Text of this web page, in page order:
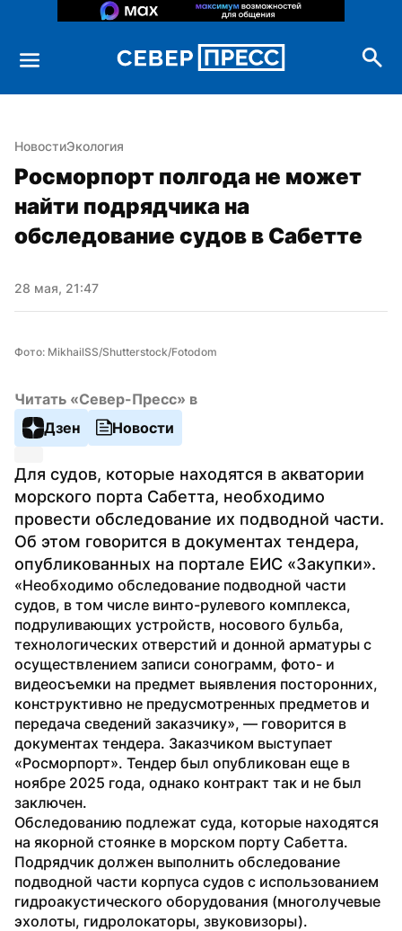
НовостиЭкология
Росморпорт полгода не может
найти подрядчика на
обследование судов в Сабетте
28 мая, 21:47
Фото: MikhailSS/Shutterstock/Fotodom
Читать «Север-Пресс» в
Дзен
Новости
Для судов, которые находятся в акватории
морского порта Сабетта, необходимо
провести обследование их подводной части.
Об этом говорится в документах тендера,
опубликованных на портале ЕИС «Закупки».
«Необходимо обследование подводной части
судов, в том числе винто-рулевого комплекса,
подруливающих устройств, носового бульба,
технологических отверстий и донной арматуры с
осуществлением записи сонограмм, фото- и
видеосъемки на предмет выявления посторонних,
конструктивно не предусмотренных предметов и
передача сведений заказчику», — говорится в
документах тендера. Заказчиком выступает
«Росморпорт». Тендер был опубликован еще в
ноябре 2025 года, однако контракт так и не был
заключен.
Обследованию подлежат суда, которые находятся
на якорной стоянке в морском порту Сабетта.
Подрядчик должен выполнить обследование
подводной части корпуса судов с использованием
гидроакустического оборудования (многолучевые
эхолоты, гидролокаторы, звуковизоры).